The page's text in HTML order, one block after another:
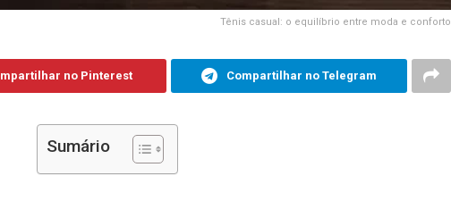
Tênis casual: o equilíbrio entre moda e conforto
no Pinterest Compartilhar no Telegram
Sumário